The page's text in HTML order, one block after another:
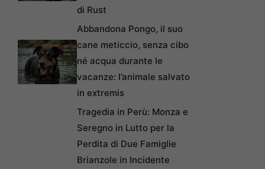
di Rust
Abbandona Pongo, il suo
cane meticcio, senza cibo
né acqua durante le
vacanze: l’animale salvato
in extremis
Tragedia in Perù: Monza e
Seregno in Lutto per la
Perdita di Due Famiglie
Brianzole in Incidente